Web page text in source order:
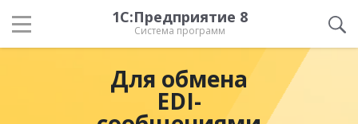
1С:Предприятие 8
Система программ
Для обмена
EDI-